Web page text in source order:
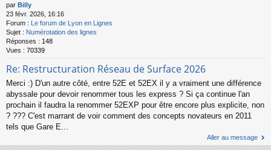
par Billy
23 févr. 2026, 16:16
Forum : Le forum de Lyon en Lignes
Sujet : Numérotation des lignes
Réponses : 148
Vues : 70339
Re: Restructuration Réseau de Surface 2026
Merci :) D'un autre côté, entre 52E et 52EX il y a vraiment une différence
abyssale pour devoir renommer tous les express ? Si ça continue l'an
prochain il faudra la renommer 52EXP pour être encore plus explicite, non
? ??? C'est marrant de voir comment des concepts novateurs en 2011
tels que Gare E...
Aller au message